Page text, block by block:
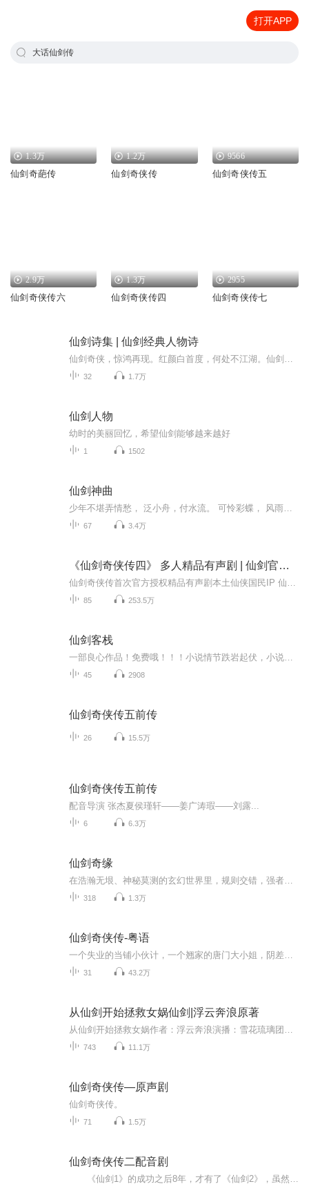
打开APP
大话仙剑传
1.3万
仙剑奇葩传
1.2万
仙剑奇侠传
9566
仙剑奇侠传五
2.9万
仙剑奇侠传六
1.3万
仙剑奇侠传四
2955
仙剑奇侠传七
仙剑诗集 | 仙剑经典人物诗
32 1.7万
仙剑人物
幼时的美丽回忆，希望仙剑能够越来越好
1 1502
仙剑神曲
67 3.4万
《仙剑奇侠传四》 多人精品有声剧 | 仙剑官方授权|仙剑4
85 253.5万
仙剑客栈
45 2908
仙剑奇侠传五前传
26 15.5万
仙剑奇侠传五前传
配音导演 张杰夏侯瑾轩——姜广涛瑕——刘露...
6 6.3万
仙剑奇缘
318 1.3万
仙剑奇侠传-粤语
31 43.2万
从仙剑开始拯救女娲仙剑|浮云奔浪原著
743 11.1万
仙剑奇侠传—原声剧
仙剑奇侠传。
71 1.5万
仙剑奇侠传二配音剧